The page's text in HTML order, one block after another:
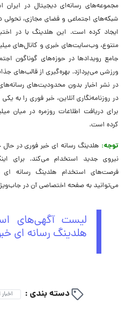
مجموعه‌های رسانه‌ای دیجیتال در ایران
شبکه‌های اجتماعی و فضای مجازی، تحولی
ایجاد کرده است. این هلدینگ با در
متنوع، وب‌سایت‌های خبری و کانال‌های
جامع رویدادها در حوزه‌های گوناگون
ورزشی می‌پردازد. بهره‌گیری از قالب‌های
در نشر اخبار بدون محدودیت‌های
در روزنامه‌نگاری آنلاین، خبر فوری را به
برای دریافت اطلاعات روزمره در میان
کرده است.
توجه:
نیروی جدید استخدام می‌کند. برای
فرصت‌های استخدام هلدینگ رسانه ای
می‌توانید به صفحه اختصاصی آن در
لیست آگهی‌های
هلدینگ رسانه ای
دسته بندی :